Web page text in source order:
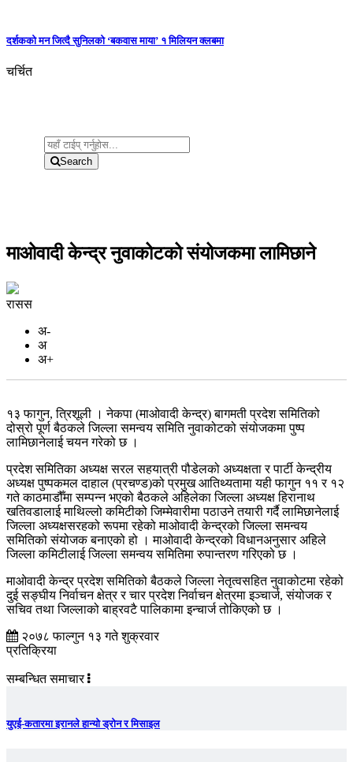
दर्शकको मन जित्दै सुनिलको ‘बकवास माया’ १ मिलियन क्लबमा
चर्चित
Search
माओवादी केन्द्र नुवाकोटको संयोजकमा लामिछाने
रासस
अ-
अ
अ+
१३ फागुन, त्रिशूली । नेकपा (माओवादी केन्द्र) बागमती प्रदेश समितिको
दोस्रो पूर्ण बैठकले जिल्ला समन्वय समिति नुवाकोटको संयोजकमा पुष्प
लामिछानेलाई चयन गरेको छ ।
प्रदेश समितिका अध्यक्ष सरल सहयात्री पौडेलको अध्यक्षता र पार्टी केन्द्रीय
अध्यक्ष पुष्पकमल दाहाल (प्रचण्ड)को प्रमुख आतिथ्यतामा यही फागुन ११ र १२
गते काठमाडौँमा सम्पन्न भएको बैठकले अहिलेका जिल्ला अध्यक्ष हिरानाथ
खतिवडालाई माथिल्लो कमिटीको जिम्मेवारीमा पठाउने तयारी गर्दै लामिछानेलाई
जिल्ला अध्यक्षसरहको रूपमा रहेको माओवादी केन्द्रको जिल्ला समन्वय
समितिको संयोजक बनाएको हो । माओवादी केन्द्रको विधानअनुसार अहिले
जिल्ला कमिटीलाई जिल्ला समन्वय समितिमा रुपान्तरण गरिएको छ ।
माओवादी केन्द्र प्रदेश समितिको बैठकले जिल्ला नेतृत्वसहित नुवाकोटमा रहेको
दुई सङ्घीय निर्वाचन क्षेत्र र चार प्रदेश निर्वाचन क्षेत्रमा इञ्चार्ज, संयोजक र
सचिव तथा जिल्लाको बाह्रवटै पालिकामा इन्चार्ज तोकिएको छ ।
२०७८ फाल्गुन १३ गते शुक्रवार
प्रतिक्रिया
सम्बन्धित समाचार
युएई-कतारमा इरानले हान्यो ड्रोन र मिसाइल